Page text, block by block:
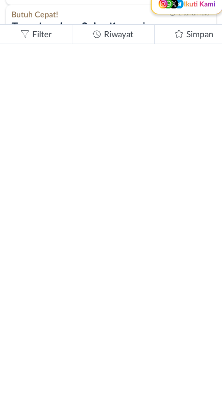
Butuh Cepat!
Team Leader - Sales Kanvasing
SMA / SMK Kota Bandung
2 tahun lalu
Ikuti Kami
Filter Riwayat Simpan